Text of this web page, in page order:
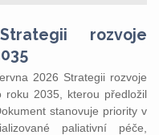
rozvoje
2026 Strategii rozvoje
roku 2035, kterou předložil
stanovuje priority v
paliativní péče,